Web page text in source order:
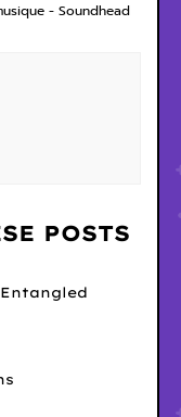
- Soundhead
POSTS